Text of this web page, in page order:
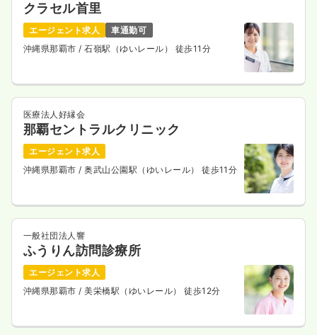
クラセル首里
エージェント求人
車通勤可
沖縄県那覇市 / 石嶺駅（ゆいレール） 徒歩11分
医療法人好縁会
那覇セントラルクリニック
エージェント求人
沖縄県那覇市 / 奥武山公園駅（ゆいレール） 徒歩11分
一般社団法人響
ふうりん訪問診療所
エージェント求人
沖縄県那覇市 / 美栄橋駅（ゆいレール） 徒歩12分